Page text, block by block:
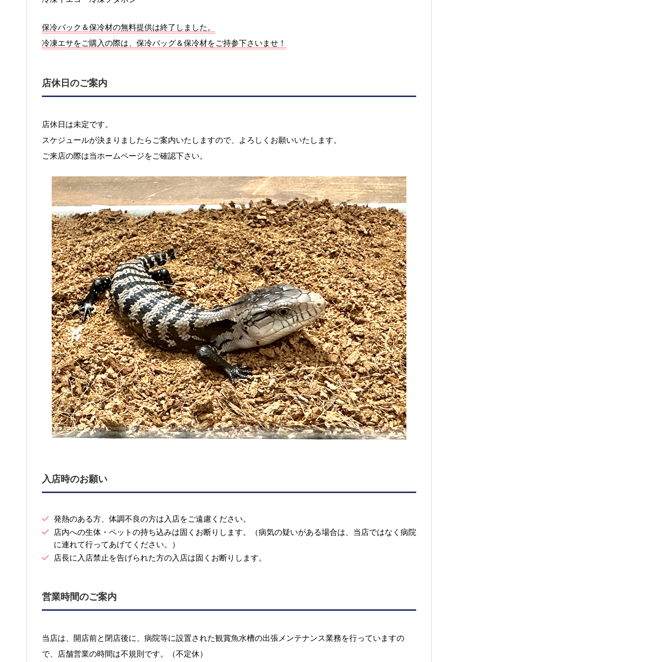
保冷バック＆保冷材の無料提供は終了しました。
冷凍エサをご購入の際は、保冷バッグ＆保冷材をご持参下さいませ！
店休日のご案内
店休日は未定です。
スケジュールが決まりましたらご案内いたしますので、よろしくお願いいたします。
ご来店の際は当ホームページをご確認下さい。
入店時のお願い
発熱のある方、体調不良の方は入店をご遠慮ください。
店内への生体・ペットの持ち込みは固くお断りします。（病気の疑いがある場合は、当店ではなく病院
に連れて行ってあげてください。）
店長に入店禁止を告げられた方の入店は固くお断りします。
営業時間のご案内
当店は、開店前と閉店後に、病院等に設置された観賞魚水槽の出張メンテナンス業務を行っていますの
で、店舗営業の時間は不規則です。（不定休）